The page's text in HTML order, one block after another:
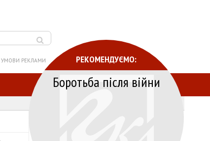
УМОВИ РЕКЛАМИ РЕКОМЕНДУЄМО:
Боротьба після війни